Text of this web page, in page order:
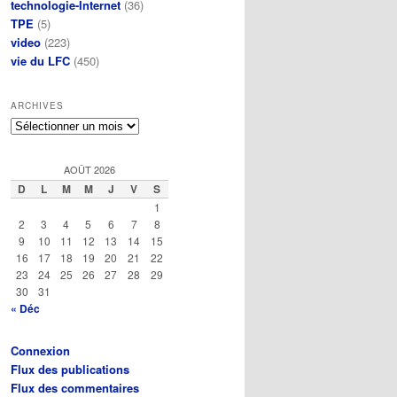
technologie-Internet (36)
TPE (5)
video (223)
vie du LFC (450)
ARCHIVES
Archives
AOÛT 2026
D L M M J V S
1
2
3 4 5 6 7
8
9
10 11 12 13 14
15
16
17 18 19 20 21
22
23
24 25 26 27 28
29
30
31
« Déc
Connexion
Flux des publications
Flux des commentaires